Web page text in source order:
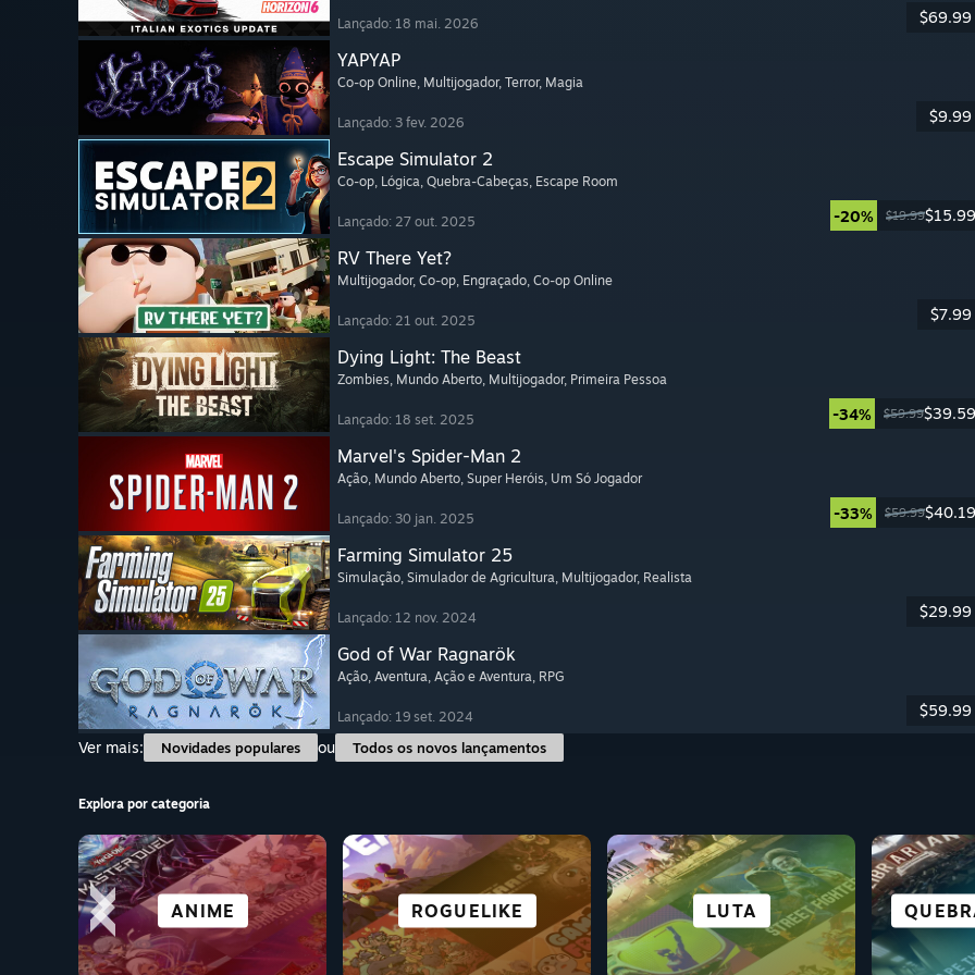
Lançado: 18 mai. 2026 $69.99
YAPYAP
Co-op Online, Multijogador, Terror, Magia
Lançado: 3 fev. 2026 $9.99
Escape Simulator 2
Co-op, Lógica, Quebra-Cabeças, Escape Room
Lançado: 27 out. 2025 -20% $19.99$15.99
RV There Yet?
Multijogador, Co-op, Engraçado, Co-op Online
Lançado: 21 out. 2025 $7.99
Dying Light: The Beast
Zombies, Mundo Aberto, Multijogador, Primeira Pessoa
Lançado: 18 set. 2025 -34% $59.99$39.59
Marvel's Spider-Man 2
Ação, Mundo Aberto, Super Heróis, Um Só Jogador
Lançado: 30 jan. 2025 -33% $59.99$40.19
Farming Simulator 25
Simulação, Simulador de Agricultura, Multijogador, Realista
Lançado: 12 nov. 2024 $29.99
God of War Ragnarök
Ação, Aventura, Ação e Aventura, RPG
Lançado: 19 set. 2024
$59.99
Ver mais:
Novidades populares ou Todos os novos lançamentos
Explora por categoria
ANIME ROGUELIKE LUTA
TERROR AVENTURA ESTRATÉGIA
E
SIMULADOR AÇÃO CASUAL
JOGOS DE R.V. CORRIDAS RPG